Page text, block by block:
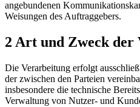
angebundenen
Weisungen des Auftraggebers.
2 Art und Zweck der
Die Verarbeitung erfolgt
der zwischen den Parteien
insbesondere die technische
Verwaltung von Nutzer- und